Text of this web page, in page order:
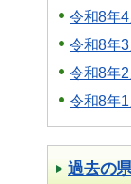
令和8年4
令和8年3
令和8年2
令和8年1
過去の